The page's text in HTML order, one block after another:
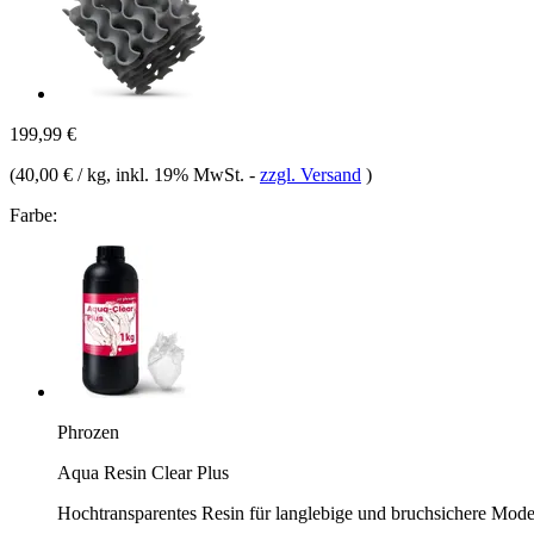
199,99 €
(40,00 € / kg, inkl. 19% MwSt. - zzgl. Versand )
Farbe:
Phrozen
Aqua Resin Clear Plus
Hochtransparentes Resin für langlebige und bruchsichere